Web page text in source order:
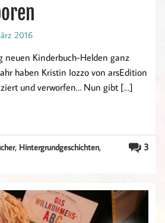
2016
neuen Kinderbuch-Helden ganz
haben Kristin Iozzo von arsEdition
und verworfen… Nun gibt […]
3
, Hintergrundgeschichten,